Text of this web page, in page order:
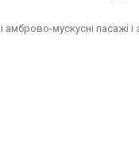
мускусні пасажі і